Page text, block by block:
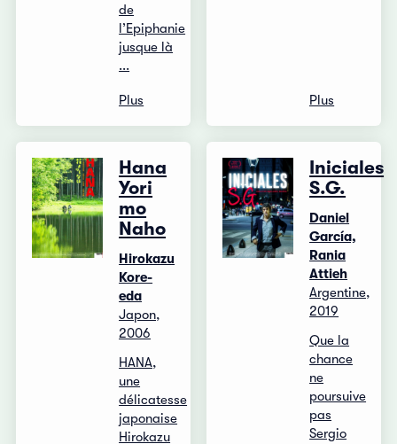
de
l’Epiphanie
jusque là
...
Plus Plus
Hana
Yori
mo
Naho
Hirokazu
Kore-
eda
Japon,
2006
HANA,
une
délicatesse
japonaise
Hirokazu
Iniciales
S.G.
Daniel
García,
Rania
Attieh
Argentine,
2019
Que la
chance
ne
poursuive
pas
Sergio